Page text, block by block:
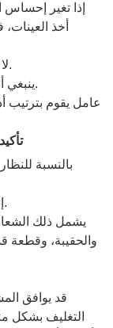
إذا تغير إحساس
أخذ
لا ينبغي أن تبدو العينة المعتمدة صحيحة فحسب.
ينبغي أن يحدد أيضاً كيف يجب أن يكون ملمس الإطار.
4.
بالنسبة
إنها المجموعة الكاملة الجاهزة للعلامة التجارية.
يشمل ذلك
والحقيبة، وقطعة
قد يوافق
التغليف بشكل